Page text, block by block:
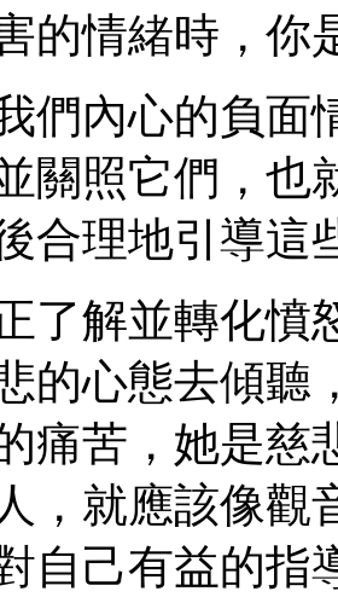
的情緒時，你
內心的負面
關照它們，也
合理地引導這
解並轉化憤
的心態去傾聽
痛苦，她是慈
，就應該像觀
自己有益的指